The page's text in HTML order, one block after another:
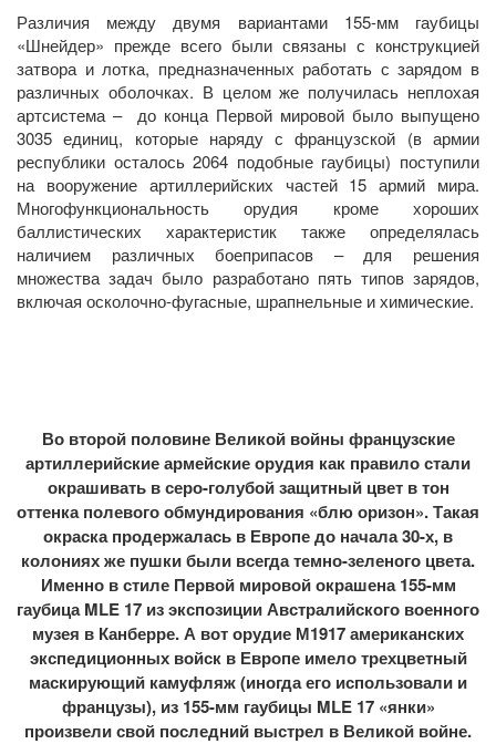
Различия между двумя вариантами 155-мм гаубицы
«Шнейдер» прежде всего были связаны с конструкцией
затвора и лотка, предназначенных работать с зарядом в
различных оболочках. В целом же получилась неплохая
артсистема – до конца Первой мировой было выпущено
3035 единиц, которые наряду с французской (в армии
республики осталось 2064 подобные гаубицы) поступили
на вооружение артиллерийских частей 15 армий мира.
Многофункциональность орудия кроме хороших
баллистических характеристик также определялась
наличием различных боеприпасов – для решения
множества задач было разработано пять типов зарядов,
включая осколочно-фугасные, шрапнельные и химические.
Во второй половине Великой войны французские
артиллерийские армейские орудия как правило стали
окрашивать в серо-голубой защитный цвет в тон
оттенка полевого обмундирования «блю оризон». Такая
окраска продержалась в Европе до начала 30-х, в
колониях же пушки были всегда темно-зеленого цвета.
Именно в стиле Первой мировой окрашена 155-мм
гаубица MLE 17 из экспозиции Австралийского военного
музея в Канберре. А вот орудие М1917 американских
экспедиционных войск в Европе имело трехцветный
маскирующий камуфляж (иногда его использовали и
французы), из 155-мм гаубицы MLE 17 «янки»
произвели свой последний выстрел в Великой войне.